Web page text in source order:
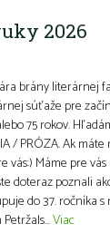
2026
brány literárnej
súťaže pre
75 rokov.
/ PRÓZA. Ak
vás:) Máme pre
doteraz poznali
do 37. ročníka s
Viac